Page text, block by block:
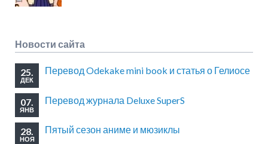
Новости сайта
25.
ДЕК
Перевод Odekake mini book и статья о Гелиосе
07.
ЯНВ
Перевод журнала Deluxe SuperS
28.
НОЯ
Пятый сезон аниме и мюзиклы